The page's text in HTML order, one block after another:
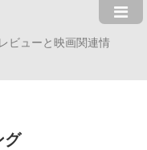
ビューと映画関連情
グ